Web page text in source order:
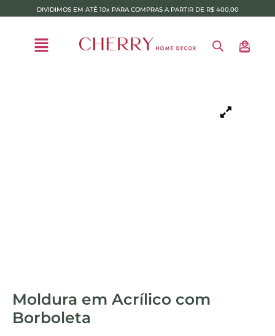
DIVIDIMOS EM ATÉ 10x PARA COMPRAS A PARTIR DE R$ 400,00
Moldura em Acrílico com
Borboleta